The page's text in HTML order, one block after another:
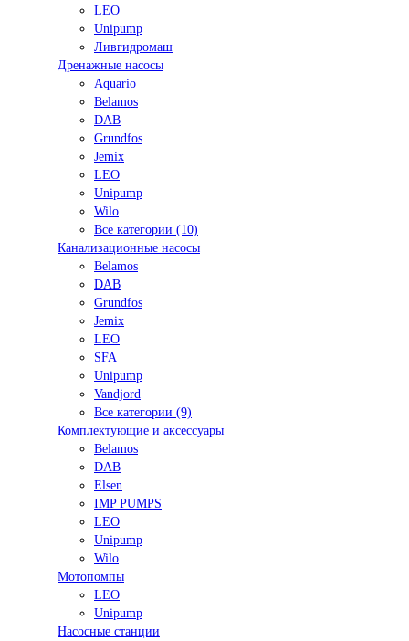
LEO
Unipump
Ливгидромаш
Дренажные насосы
Aquario
Belamos
DAB
Grundfos
Jemix
LEO
Unipump
Wilo
Все категории (10)
Канализационные насосы
Belamos
DAB
Grundfos
Jemix
LEO
SFA
Unipump
Vandjord
Все категории (9)
Комплектующие и аксессуары
Belamos
DAB
Elsen
IMP PUMPS
LEO
Unipump
Wilo
Мотопомпы
LEO
Unipump
Насосные станции